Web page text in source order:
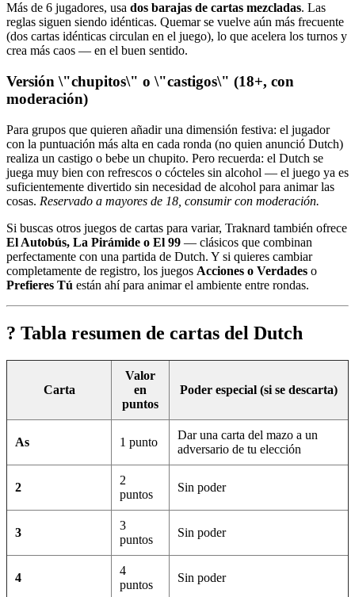
Más de 6 jugadores, usa dos barajas de cartas mezcladas. Las
reglas siguen siendo idénticas. Quemar se vuelve aún más frecuente
(dos cartas idénticas circulan en el juego), lo que acelera los turnos y
crea más caos — en el buen sentido.
Versión \"chupitos\" o \"castigos\" (18+, con
moderación)
Para grupos que quieren añadir una dimensión festiva: el jugador
con la puntuación más alta en cada ronda (no quien anunció Dutch)
realiza un castigo o bebe un chupito. Pero recuerda: el Dutch se
juega muy bien con refrescos o cócteles sin alcohol — el juego ya es
suficientemente divertido sin necesidad de alcohol para animar las
cosas. Reservado a mayores de 18, consumir con moderación.
Si buscas otros juegos de cartas para variar, Traknard también ofrece
El Autobús, La Pirámide o El 99 — clásicos que combinan
perfectamente con una partida de Dutch. Y si quieres cambiar
completamente de registro, los juegos Acciones o Verdades o
Prefieres Tú están ahí para animar el ambiente entre rondas.
? Tabla resumen de cartas del Dutch
Carta
Valor
en
puntos
Poder especial (si se descarta)
As 1 punto
Dar una carta del mazo a un
adversario de tu elección
2
2
puntos
Sin poder
3
3
puntos
Sin poder
4
4
puntos
Sin poder